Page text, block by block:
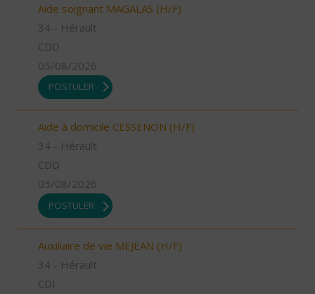
Aide soignant MAGALAS (H/F)
34 - Hérault
CDD
05/08/2026
POSTULER
Aide à domicile CESSENON (H/F)
34 - Hérault
CDD
05/08/2026
POSTULER
Auxiliaire de vie MEJEAN (H/F)
34 - Hérault
CDI